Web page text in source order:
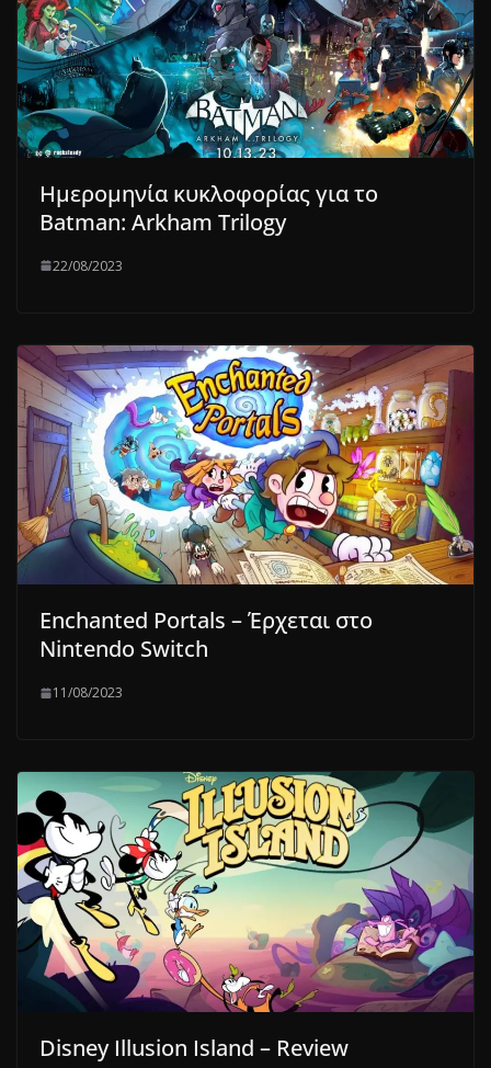
Ημερομηνία κυκλοφορίας για το
Batman: Arkham Trilogy
22/08/2023
Enchanted Portals – Έρχεται στο
Nintendo Switch
11/08/2023
Disney Illusion Island – Review